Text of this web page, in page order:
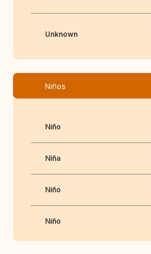
Unknown
Niños
Niño
Niña
Niño
Niño